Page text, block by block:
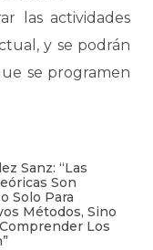
las actividades
y se podrán
se programen
Sanz: “Las
Son
Solo Para
Métodos, Sino
Los